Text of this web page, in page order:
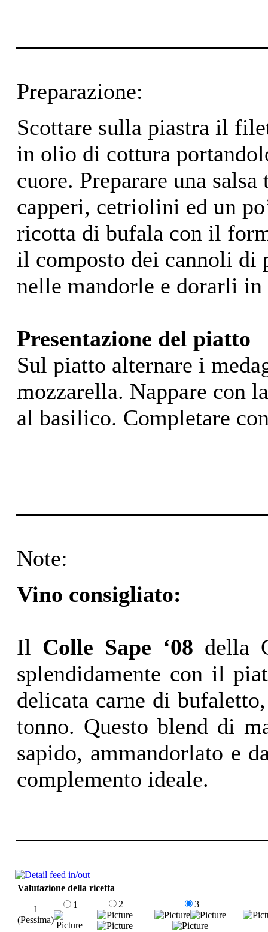
Preparazione:
Scottare sulla piastra il
in olio di cottura
cuore. Preparare una
capperi, cetriolini ed un
ricotta di bufala con il
il composto dei cannoli di
nelle mandorle e dorarli
Presentazione del piatto
Sul piatto alternare i
mozzarella. Nappare con
al basilico. Completare
Note:
Vino consigliato:
Il Colle Sape ‘08 della
splendidamente con il
delicata carne di
tonno. Questo blend di
sapido, ammandorlato e
complemento ideale.
Valutazione della ricetta
1
(Pessima)
1 2 3